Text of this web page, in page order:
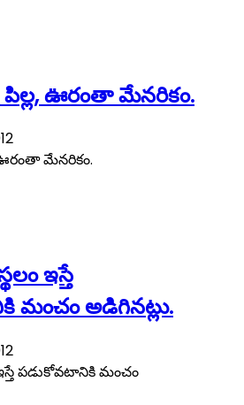
ఊరంతా మేనరికం.
మేనరికం.
ఇస్తే
మంచం అడిగినట్లు.
పడుకోవటానికి మంచం